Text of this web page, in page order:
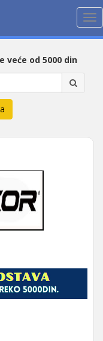
veće od 5000 din